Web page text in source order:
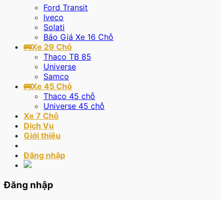
Ford Transit
Iveco
Solati
Báo Giá Xe 16 Chỗ
🚌Xe 29 Chỗ
Thaco TB 85
Universe
Samco
🚌Xe 45 Chỗ
Thaco 45 chỗ
Universe 45 chỗ
Xe 7 Chỗ
Dịch Vụ
Giới thiệu
Đăng nhập
Đăng nhập